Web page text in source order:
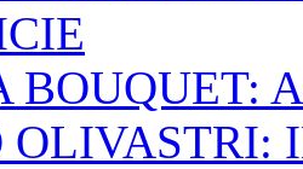
BOUQUET:
OLIVASTRI: